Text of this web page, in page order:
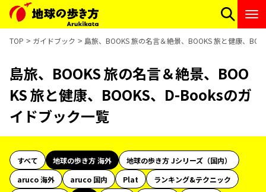
TOP ガイドブック 島旅、BOOKS 旅の名言＆絶景、BOOKS 旅と健康、
島旅、BOOKS 旅の名言＆絶景、BOO
KS 旅と健康、BOOKS、D-Booksのガ
イドブック一覧
すべて 地球の歩き方 海外
地球の歩き方 Jシリーズ（国内）
aruco 海外
aruco 国内 Plat
ランキング&テクニック